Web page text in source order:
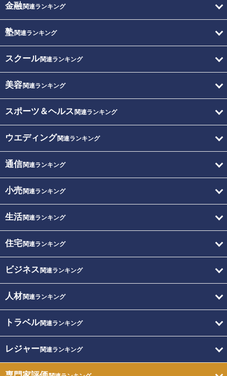
金融関連ランキング
塾関連ランキング
スクール関連ランキング
美容関連ランキング
スポーツ＆ヘルス 関連ランキング
ウエディング関連ランキング
通信関連ランキング
小売関連ランキング
生活関連ランキング
住宅関連ランキング
ビジネス 関連ランキング
人材関連ランキング
トラベル関連ランキング
レジャー関連ランキング